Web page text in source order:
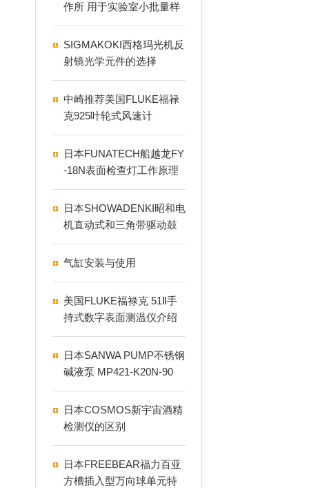
作所 用于实验室小批量样
品研磨的球磨机 MF-1
SIGMAKOKI西格玛光机反
射镜光学元件的选择
中崎推荐美国FLUKE福禄
克925叶轮式风速计
日本FUNATECH船越龙FY
-18N表面检查灯工作原理
及使用方法
日本SHOWADENKI昭和电
机直动式和三角带驱动鼓
风机优缺点
气缸安装与使用
美国FLUKE福禄克 51Ⅱ手
持式数字表面测温仪介绍
日本SANWA PUMP不锈钢
碱液泵 MP421-K20N-90
日本COSMOS新宇宙酒精
检测仪的区别
日本FREEBEAR福力百亚
方槽插入型万向球单元特